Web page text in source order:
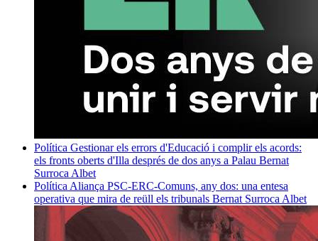
Política Gestionar els errors d'Educació i complir els acords:
els fronts oberts d'Illa després de dos anys a Palau Bernat
Surroca Albet
Política Aliança PSC-ERC-Comuns, any dos: una entesa
operativa que mira de reüll els tribunals Bernat Surroca Albet